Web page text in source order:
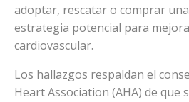
adoptar, rescatar o comprar
estrategia potencial para
cardiovascular.
Los hallazgos respaldan el
Heart Association (AHA) de que